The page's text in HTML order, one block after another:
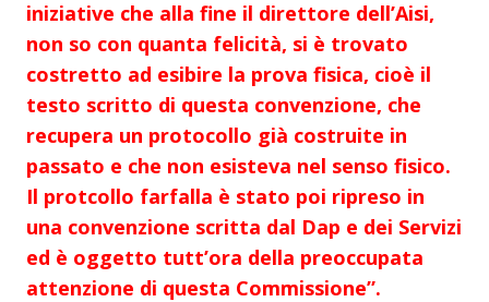
iniziative che alla fine il direttore dell’Aisi,
non so con quanta felicità, si è trovato
costretto ad esibire la prova fisica, cioè il
testo scritto di questa convenzione, che
recupera un protocollo già costruite in
passato e che non esisteva nel senso fisico.
Il protcollo farfalla è stato poi ripreso in
una convenzione scritta dal Dap e dei Servizi
ed è oggetto tutt’ora della preoccupata
attenzione di questa Commissione”.